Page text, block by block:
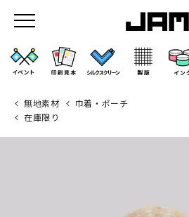
無地素材
巾着・ポーチ
在庫限り